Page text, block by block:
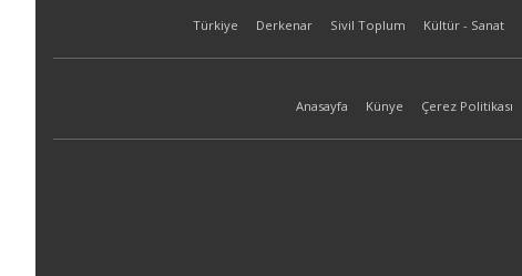
Türkiye Derkenar Sivil Toplum Kültür - Sanat
Anasayfa Künye Çerez Politikası